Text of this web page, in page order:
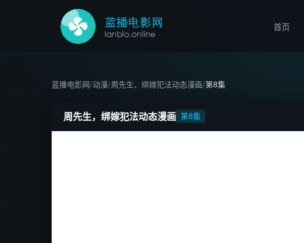
首页
蓝播电影网/动漫/周先生，绑嫁犯法动态漫画/第8集
周先生，绑嫁犯法动态漫画 第8集